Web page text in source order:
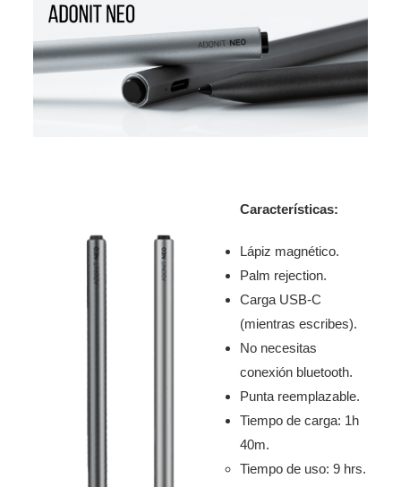
Características:
Lápiz magnético.
Palm rejection.
Carga USB-C
(mientras escribes).
No necesitas
conexión bluetooth.
Punta reemplazable.
Tiempo de carga: 1h
40m.
Tiempo de uso: 9 hrs.